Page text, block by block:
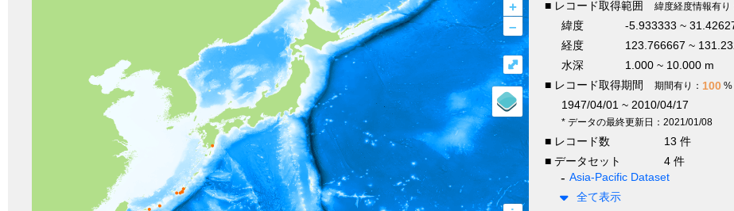
+
–
⤢
■ レコード取得範囲 緯度経度情報有り
緯度
-5.933333 ~
経度
123.766667 ~
水深
1.000 ~ 10.000 m
■ レコード取得期間
期間有り： 100 %
1947/04/01 ~ 2010/04/17
* データの最終更新日：2021/01/08
■ レコード数
13 件
■ データセット
4 件
Asia-Pacific Dataset
全て表示